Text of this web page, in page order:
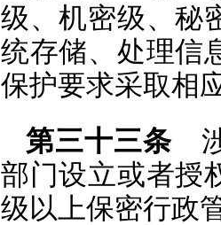
级、机密级、秘
统存储、处理信
保护要求采取相
第三十三条涉
部门设立或者授
级以上保密行政